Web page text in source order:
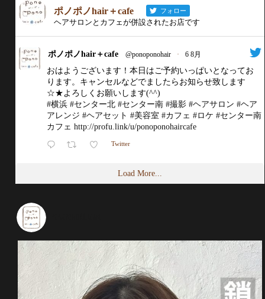
ポノポノhair＋cafe フォロー
ヘアサロンとカフェが併設されたお店です
ポノポノhair＋cafe @ponoponohair · 6 8月
おはようございます！本日はご予約いっぱいとなってお
ります。キャンセルなどでましたらお知らせ致します
☆★よろしくお願いします(^^)
#横浜 #センター北 #センター南 #撮影 #ヘアサロン #ヘア
アレンジ #ヘアセット #美容室 #カフェ #ロケ #センター南
カフェ http://profu.link/u/ponoponohaircafe
Twitter
Load More...